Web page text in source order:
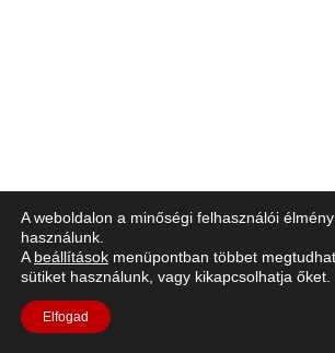
A weboldalon a minőségi felhasználói
használunk.
A beállítások menüpontban többet
sütiket használunk, vagy kikapcsolhatja őket.
Elfogad